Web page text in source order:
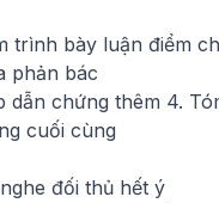
trình bày luận điểm
phản bác
dẫn chứng thêm 4.
cuối cùng
đối thủ hết ý